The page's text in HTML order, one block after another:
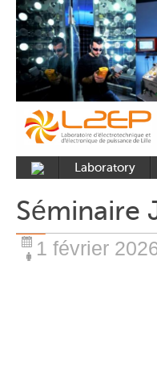
Laboratory
Developments
Plateformes
Séminaire
1 février